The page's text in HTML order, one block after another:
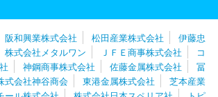
阪和興業株式会社 松田産業株式会社
伊藤忠
株式会社メタルワン ＪＦＥ商事株式会社
コ
神鋼商事株式会社 佐藤金属株式会社
冨
式会社神谷商会 東港金属株式会社
芝本産業